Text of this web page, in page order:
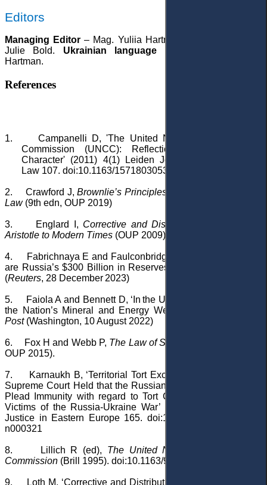
Editors
Managing Editor– Mag. Yuliia Hartman.
Julie Bold.
Ukrainian language Editor
Hartman.
References
1.
Campanelli D, 'The United Nations Compensation
Commission (UNCC): Reflections on its Judicial
Character' (2011) 4(1) Leiden Journal of International
Law 107. doi:10.1163/1571803053498871
2. Crawford J,Brownlie’s Principles of Public International
Law(9th edn, OUP 2019)
3. Englard I, Corrective and Distributive Justice: From
Aristotle to Modern Times (OUP 2009)
4.
Fabrichnaya E and Faulconbridge G, ‘What and Where
are Russia’s $300 Billion in Reserves Frozen in the West?’
(Reuters, 28 December 2023)
5.
Faiola A and Bennett D, ‘In the Ukraine War, a Battle for
the Nation’s Mineral and Energy Wealth’
Post(Washington, 10 August 2022)
6. Fox H and Webb P, The Law of State Immunity
OUP 2015).
7.
Karnaukh B, ‘Territorial Tort Exception? The Ukrainian
Supreme Court Held that the Russian Federation Could Not
Plead Immunity with regard to Tort Claims Brought by the
Victims of the Russia-Ukraine War’
Justice in Eastern Europe 165. doi:10.33327/AJEE-18-5.2-
n000321
8. Lillich R (ed), The United Nations Compensation
Commission (Brill 1995). doi:10.1163/9789004636682
9. Loth M, ‘Corrective and Distributive Justice in Tort Law: